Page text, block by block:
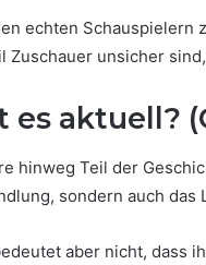
echten
Zuschauer unsicher
aktuell?
hinweg Teil der
sondern auch das
aber nicht, dass